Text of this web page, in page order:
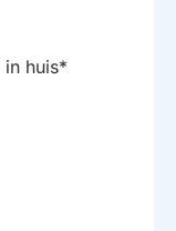
in huis*